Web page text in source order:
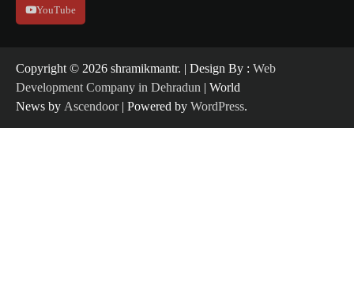
YouTube
Copyright ©️ 2026 shramikmantr. | Design By : Web
Development Company in Dehradun | World
News by Ascendoor| Powered by WordPress.